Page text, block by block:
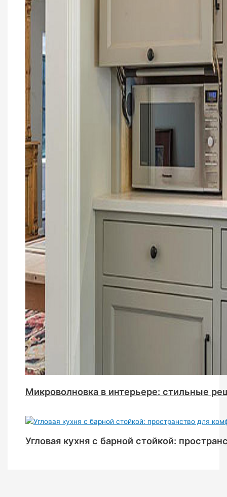
Микроволновка в интерьере: стильные
Угловая кухня с барной стойкой: